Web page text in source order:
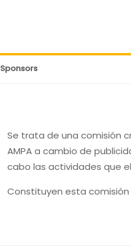
Sponsors
Se trata de una comisión
AMPA a cambio de
cabo las actividades que
Constituyen esta comisión